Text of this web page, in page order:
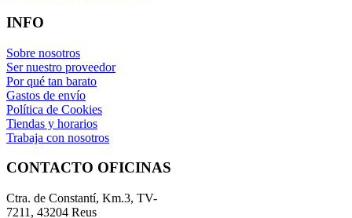
INFO
Sobre nosotros
Ser nuestro proveedor
Por qué tan barato
Gastos de envío
Política de Cookies
Tiendas y horarios
Trabaja con nosotros
CONTACTO OFICINAS
Ctra. de Constantí, Km.3, TV-
7211, 43204 Reus